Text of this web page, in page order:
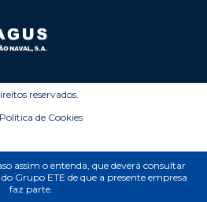
reservados.
Política de Cookies
assim o entenda, que deverá consultar
Grupo ETE de que a presente empresa
faz parte.